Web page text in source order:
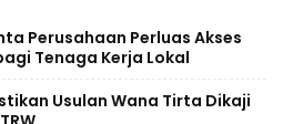
Perusahaan Perluas Akses
Tenaga Kerja Lokal
Usulan Wana Tirta Dikaji